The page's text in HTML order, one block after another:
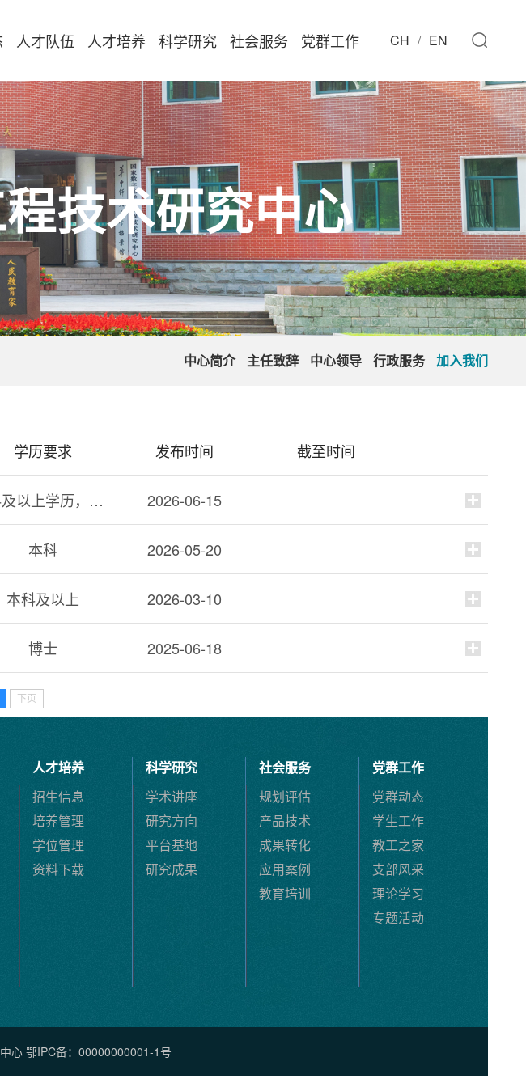
CH EN
人才队伍 人才培养 科学研究 社会服务 党群工作
技术研究中心
中心简介 主任致辞 中心领导 行政服务 加入我们
学历要求 发布时间 截至时间
本科及以上学历，理工科、管理类相关专业优先 2026-06-15
本科 2026-05-20
本科及以上 2026-03-10
博士 2025-06-18
下页
人才培养
招生信息
培养管理
学位管理
资料下载
科学研究
学术讲座
研究方向
平台基地
研究成果
社会服务
规划评估
产品技术
成果转化
应用案例
教育培训
党群工作
党群动态
学生工作
教工之家
支部风采
理论学习
专题活动
心 鄂IPC备：00000000001-1号